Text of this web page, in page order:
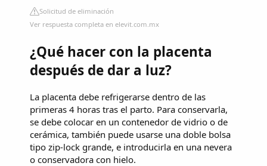
Solicitud de eliminación
Ver respuesta completa en elevit.com.mx
¿Qué hacer con la placenta
después de dar a luz?
La placenta debe refrigerarse dentro de las
primeras 4 horas tras el parto. Para conservarla,
se debe colocar en un contenedor de vidrio o de
cerámica, también puede usarse una doble bolsa
tipo zip-lock grande, e introducirla en una nevera
o conservadora con hielo.